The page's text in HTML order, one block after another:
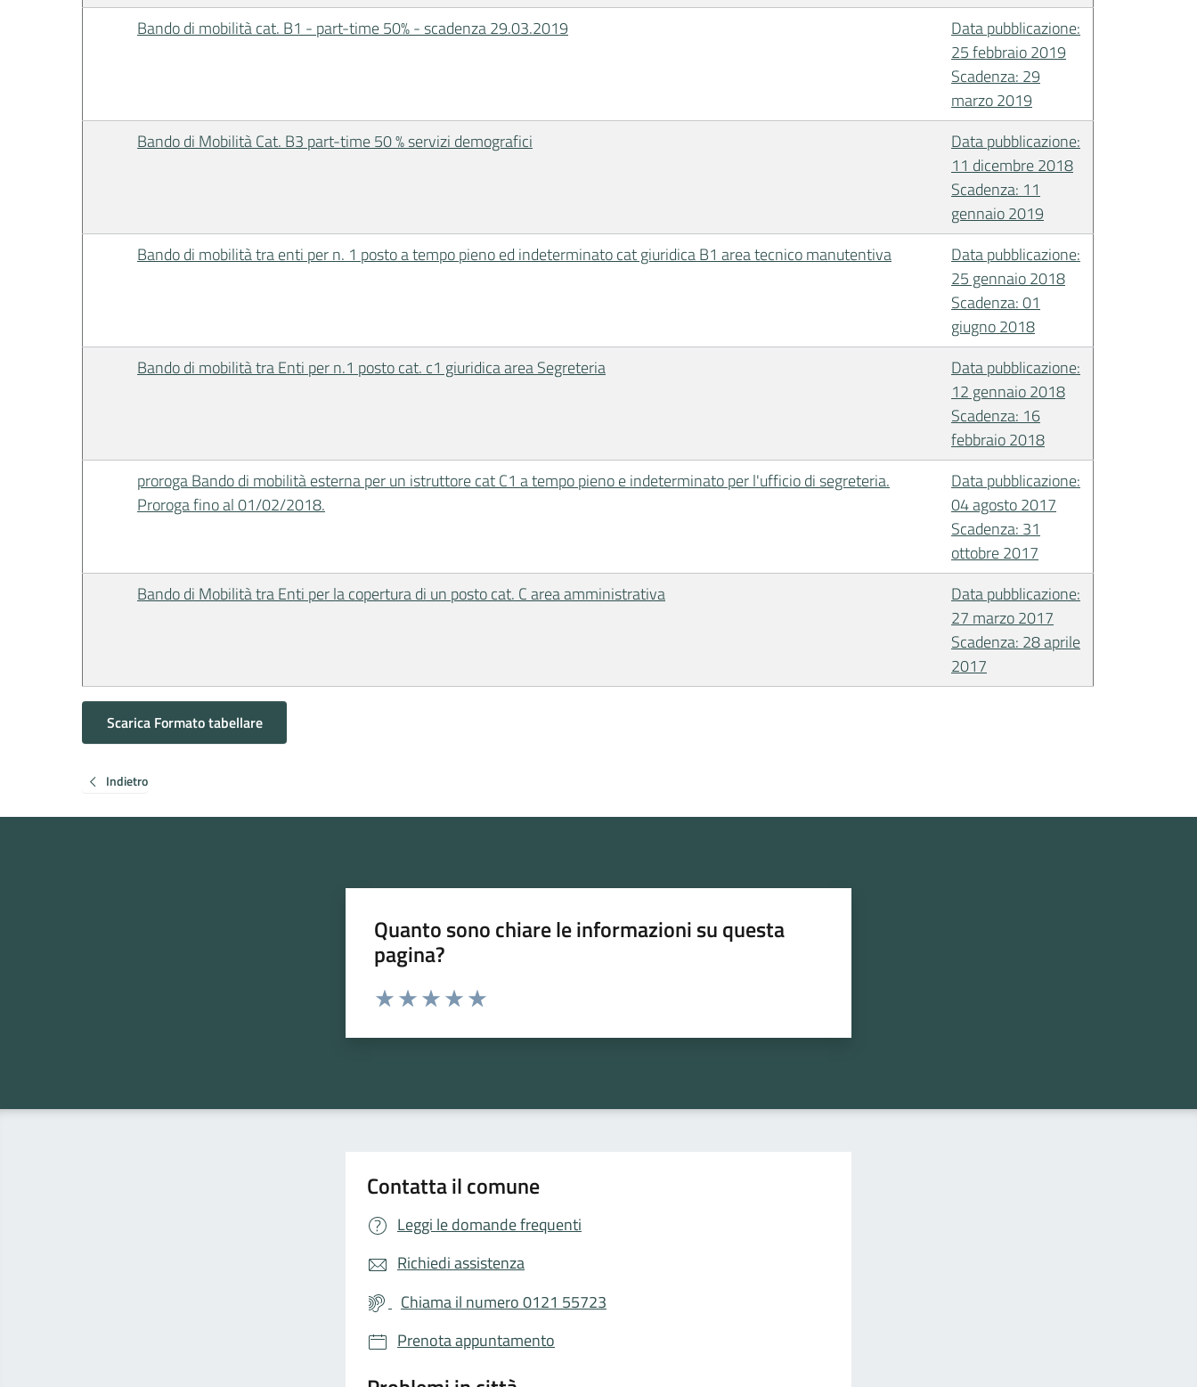
Bando di mobilità cat. B1 - part-time 50% - scadenza 29.03.2019
Data pubblicazione:
25 febbraio 2019
Scadenza: 29
marzo 2019
Bando di Mobilità Cat. B3 part-time 50 % servizi demografici
Data pubblicazione:
11 dicembre 2018
Scadenza: 11
gennaio 2019
Bando di mobilità tra enti per n. 1 posto a tempo pieno ed indeterminato cat giuridica B1 area tecnico manutentiva
Data pubblicazione:
25 gennaio 2018
Scadenza: 01
giugno 2018
Bando di mobilità tra Enti per n.1 posto cat. c1 giuridica area Segreteria
Data pubblicazione:
12 gennaio 2018
Scadenza: 16
febbraio 2018
proroga Bando di mobilità esterna per un istruttore cat C1 a tempo pieno e indeterminato per l'ufficio di segreteria.
Proroga fino al 01/02/2018.
Data pubblicazione:
04 agosto 2017
Scadenza: 31
ottobre 2017
Bando di Mobilità tra Enti per la copertura di un posto cat. C area amministrativa
Data pubblicazione:
27 marzo 2017
Scadenza: 28 aprile
2017
Scarica Formato tabellare
Indietro
Quanto sono chiare le informazioni su questa
pagina?
Valuta da 1 a 5 stelle la pagina
Contatta il comune
Leggi le domande frequenti
Richiedi assistenza
Chiama il numero 0121 55723
Prenota appuntamento